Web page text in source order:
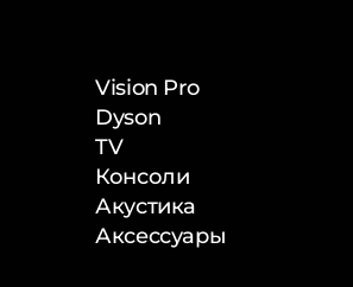
Vision Pro
Dyson
TV
Консоли
Акустика
Аксессуары